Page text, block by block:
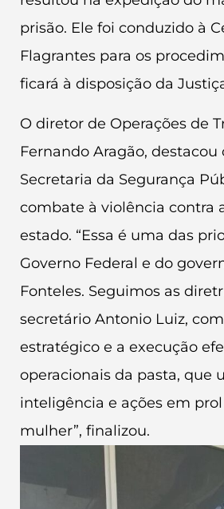
prisão. Ele foi conduzido à
Flagrantes para os
ficará à disposição da
O diretor de Operações de
Fernando Aragão, destacou
Secretaria da Segurança
combate à violência contra
estado. “Essa é uma das
Governo Federal e do
Fonteles. Seguimos as
secretário Antonio Luiz,
estratégico e a execução
operacionais da pasta, que
inteligência e ações em
mulher”, finalizou.